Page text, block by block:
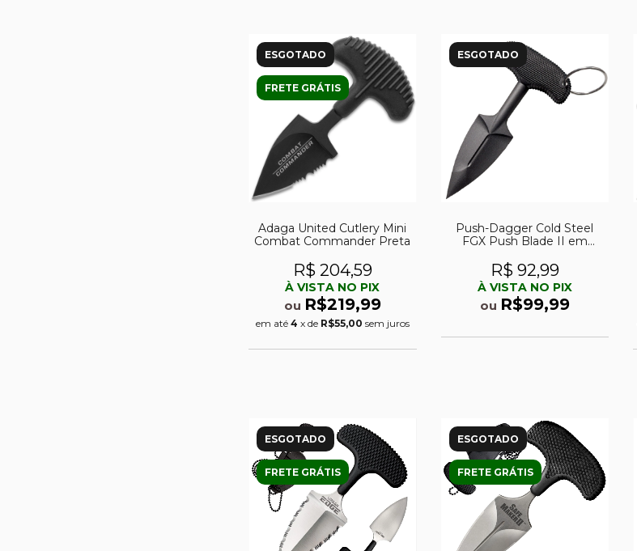
ESGOTADO
FRETE GRÁTIS
Adaga United Cutlery Mini
Combat Commander Preta
R$ 204,59
À VISTA NO PIX
ou R$219,99
em até 4 x de R$55,00 sem juros
ESGOTADO
Push-Dagger Cold Steel
FGX Push Blade II em
R$ 92,99
À VISTA NO PIX
ou R$99,99
ESGOTADO
FRETE GRÁTIS
ESGOTADO
FRETE GRÁTIS